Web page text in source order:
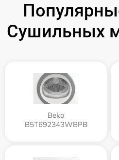
Сушильных
Beko
B5T692343WBPB